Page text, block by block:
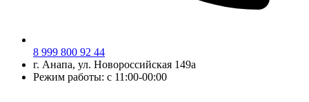
8 999 800 92 44
г. Анапа, ул. Новороссийская 149а
Режим работы: с 11:00-00:00